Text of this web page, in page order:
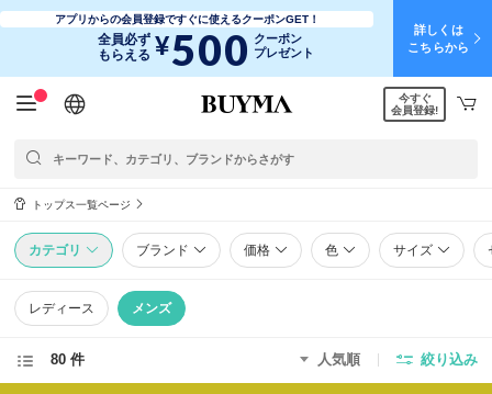
アプリからの会員登録ですぐに使えるクーポンGET！
全員必ず
もらえる ¥500 クーポン
プレゼント
詳しくは
こちらから
日本語
English
简体中文
繁體中文
今すぐ
会員登録!
トップス一覧ページ
カテゴリ ブランド 価格 色 サイズ
レディース メンズ
80 件 人気順 絞り込み